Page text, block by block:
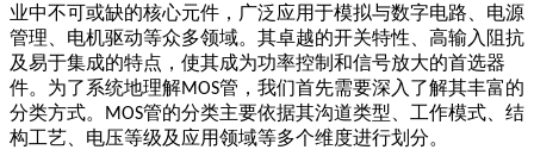
业中不可或缺的核心元件，广泛应用于模拟与数字电路、电源
管理、电机驱动等众多领域。其卓越的开关特性、高输入阻抗
及易于集成的特点，使其成为功率控制和信号放大的首选器
件。为了系统地理解MOS管，我们首先需要深入了解其丰富的
分类方式。
MOS管的分类主要依据其沟道类型、工作模式、结
构工艺、电压等级及应用领域等多个维度进行划分。